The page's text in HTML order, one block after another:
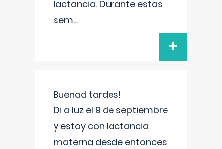
lactancia. Durante estas
sem...
+
Buenad tardes!
Di a luz el 9 de septiembre
y estoy con lactancia
materna desde entonces